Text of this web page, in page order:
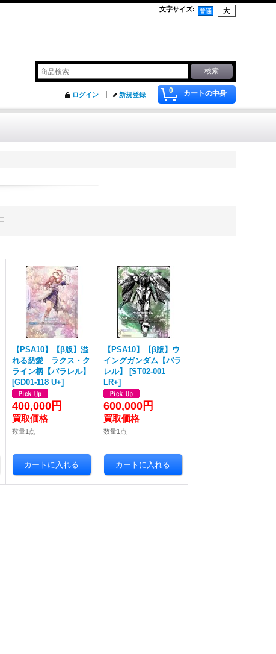
文字サイズ:
0 カートの中身
ログイン 新規登録
【PSA10】【β版】溢
れる慈愛 ラクス・ク
ライン柄【パラレル】
[GD01-118 U+]
400,000円
数量1点
【PSA10】【β版】ウ
イングガンダム【パラ
レル】
[ST02-001
LR+]
600,000円
数量1点